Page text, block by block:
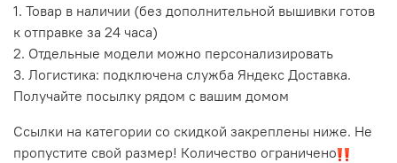
1. Товар в наличии (без дополнительной вышивки готов
к отправке за 24 часа)
2. Отдельные модели можно персонализировать
3. Логистика: подключена служба Яндекс Доставка.
Получайте посылку рядом с вашим домом
Ссылки на категории со скидкой закреплены ниже. Не
пропустите свой размер! Количество ограничено